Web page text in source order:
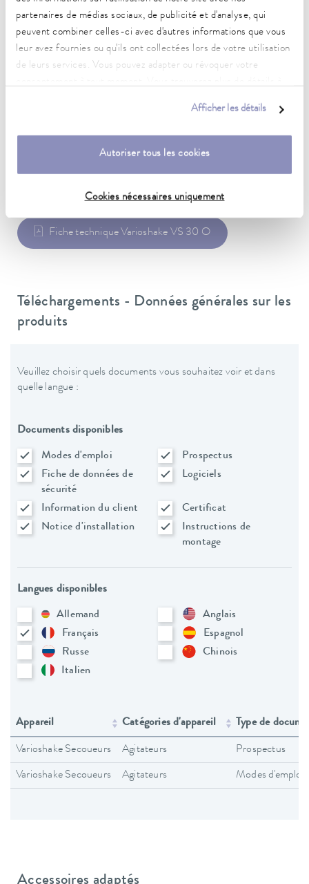
partenaires de médias sociaux, de publicité et d'analyse, qui
peuvent combiner celles-ci avec d'autres informations que vous
leur avez fournies ou qu'ils ont collectées lors de votre utilisation
de leurs services. Vous pouvez adapter ou révoquer votre
Afficher les détails
Autoriser tous les cookies
Cookies nécessaires uniquement
38 kg
Fiche d'alimentation
Câble secteur avec fiche coudée (BS1363)
Alimentation secteur
Fiche technique Varioshake VS 30 O
Téléchargements - Données générales sur les
produits
Veuillez choisir quels documents vous souhaitez voir et dans
quelle langue :
Documents disponibles
Modes d'emploi
Prospectus
Fiche de données de
sécurité
Logiciels
Information du client
Certificat
Notice d'installation
Instructions de
montage
Langues disponibles
Allemand
Anglais
Français
Espagnol
Russe
Chinois
Italien
Appareil Catégories d'appareil Type de
Varioshake Secoueurs Agitateurs Prospectus
Varioshake Secoueurs Agitateurs Modes d'emploi